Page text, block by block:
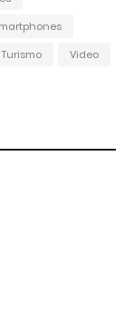
Turismo
Video